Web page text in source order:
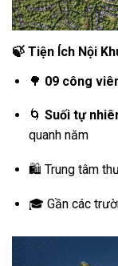
🍃 Tiện Ích Nội
🌳 09 công
🌀 Suối tự
quanh năm
🛍 Trung tâm
🎓 Gần các